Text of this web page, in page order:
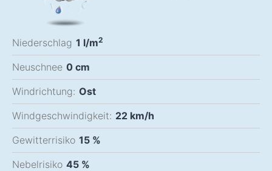
Niederschlag 1 l/m2
Neuschnee 0 cm
Windrichtung: Ost
Windgeschwindigkeit: 22 km/h
Gewitterrisiko 15 %
Nebelrisiko 45 %